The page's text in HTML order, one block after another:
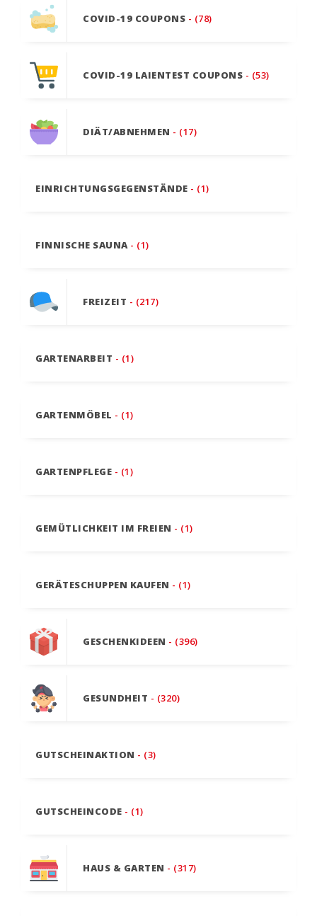
COVID-19 COUPONS - (78)
COVID-19 LAIENTEST COUPONS - (53)
DIÄT/ABNEHMEN - (17)
EINRICHTUNGSGEGENSTÄNDE - (1)
FINNISCHE SAUNA - (1)
FREIZEIT - (217)
GARTENARBEIT - (1)
GARTENMÖBEL - (1)
GARTENPFLEGE - (1)
GEMÜTLICHKEIT IM FREIEN - (1)
GERÄTESCHUPPEN KAUFEN - (1)
GESCHENKIDEEN - (396)
GESUNDHEIT - (320)
GUTSCHEINAKTION - (3)
GUTSCHEINCODE - (1)
HAUS & GARTEN - (317)